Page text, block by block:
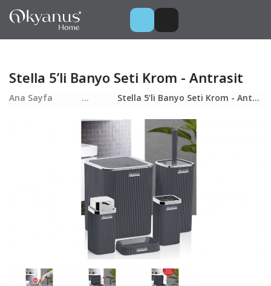
Stella 5’li Banyo Seti Krom - Antrasit
Ana Sayfa ... Stella 5’li Banyo Seti Krom - Antrasit